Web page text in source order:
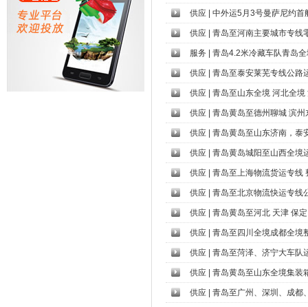
供应 中外运5月3号曼萨尼约首
供应 青岛至河南主要城市专线
服务 青岛4.2米冷藏车队青岛
供应 青岛至泰安莱芜专线公路
供应 青岛至山东全境 河北全
供应 青岛黄岛至德州聊城 滨州
供应 青岛黄岛至山东济南，泰
供应 青岛黄岛城阳至山西全境
供应 青岛至上海物流货运专线
供应 青岛至北京物流快运专线
供应 青岛黄岛至河北 天津 保
供应 青岛至四川全境成都全境
供应 青岛至菏泽、济宁大车队
供应 青岛黄岛至山东全境集装
供应 青岛至广州、深圳、成都